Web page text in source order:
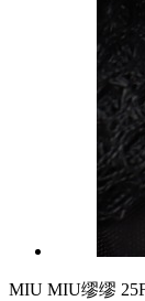
MIU MIU缪缪